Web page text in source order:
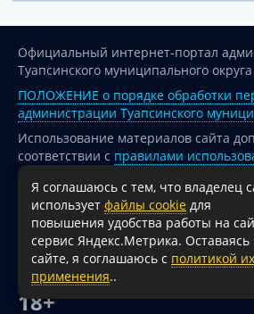
Официальный интернет-портал
Туапсинского муниципального округа
ПОЛОЖЕНИЕ о порядке обработки
администрации Туапсинского
Использование материалов сайта
соответствии с правилами
опубликованных на сайте
При перепечатке и использовании
на источник обязательна.
Для сайтов и страниц сети Интернет
активная гиперссылка на
администрации Туапсинского
18+
Я соглашаюсь с тем, что владелец
использует файлы cookie для
повышения удобства работы на
сервис Яндекс.Метрика. Оставаясь
сайте, я соглашаюсь с политикой их
применения..